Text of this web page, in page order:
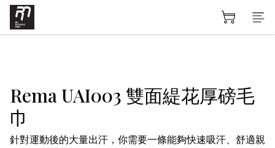
Rema UAI003 雙面緹花厚磅毛
巾
針對運動後的大量出汗，你需要一條能夠快速吸汗、舒適親